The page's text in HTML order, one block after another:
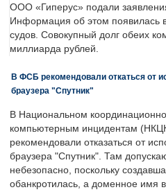
ООО «Гиперус» подали
Информация об этом появилась
судов. Совокупный долг обеих
миллиарда рублей.
В ФСБ рекомендовали откаться от
браузера "Спутник"
В Национальном
компьютерным инцидентам
рекомендовали отказаться от
браузера "Спутник". Там
небезопасно, поскольку
обанкротилась, а доменное имя